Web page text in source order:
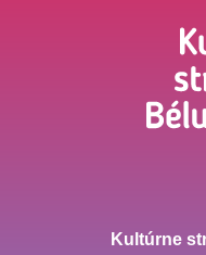
Kultúrne